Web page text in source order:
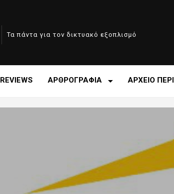
Τα πάντα για τον δικτυακό εξοπλισμό
REVIEWS ΑΡΘΡΟΓΡΑΦΙΑ ΑΡΧΕΙΟ